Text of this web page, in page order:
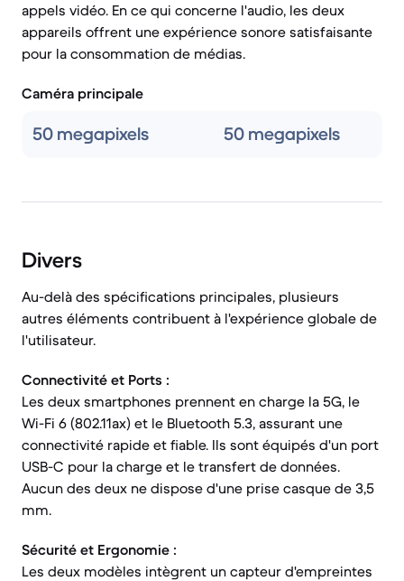
appels vidéo. En ce qui concerne l'audio, les deux
appareils offrent une expérience sonore satisfaisante
pour la consommation de médias.
Caméra principale
50 megapixels 50 megapixels
Divers
Au-delà des spécifications principales, plusieurs
autres éléments contribuent à l'expérience globale de
l'utilisateur.
Connectivité et Ports :
Les deux smartphones prennent en charge la 5G, le
Wi-Fi 6 (802.11ax) et le Bluetooth 5.3, assurant une
connectivité rapide et fiable. Ils sont équipés d'un port
USB-C pour la charge et le transfert de données.
Aucun des deux ne dispose d'une prise casque de 3,5
mm.
Sécurité et Ergonomie :
Les deux modèles intègrent un capteur d'empreintes